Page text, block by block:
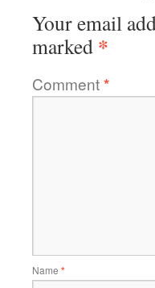
Your email
marked *
Comment*
Name *